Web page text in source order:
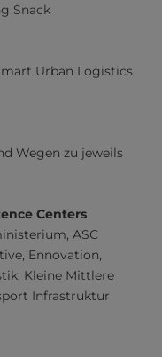
Snack
Urban Logistics
Wegen zu jeweils
Centers
ASC
Ennovation,
Kleine Mittlere
Infrastruktur